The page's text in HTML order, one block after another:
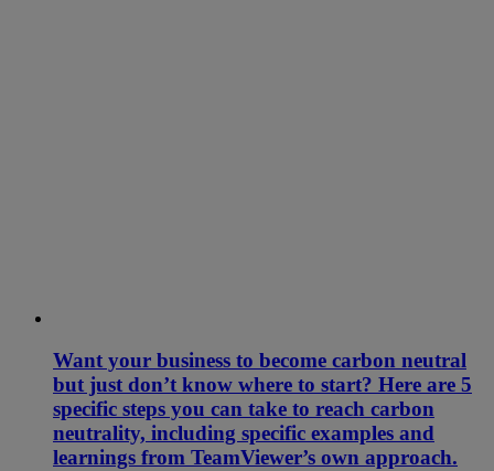
Want your business to become carbon neutral
but just don’t know where to start? Here are 5
specific steps you can take to reach carbon
neutrality, including specific examples and
learnings from TeamViewer’s own approach.